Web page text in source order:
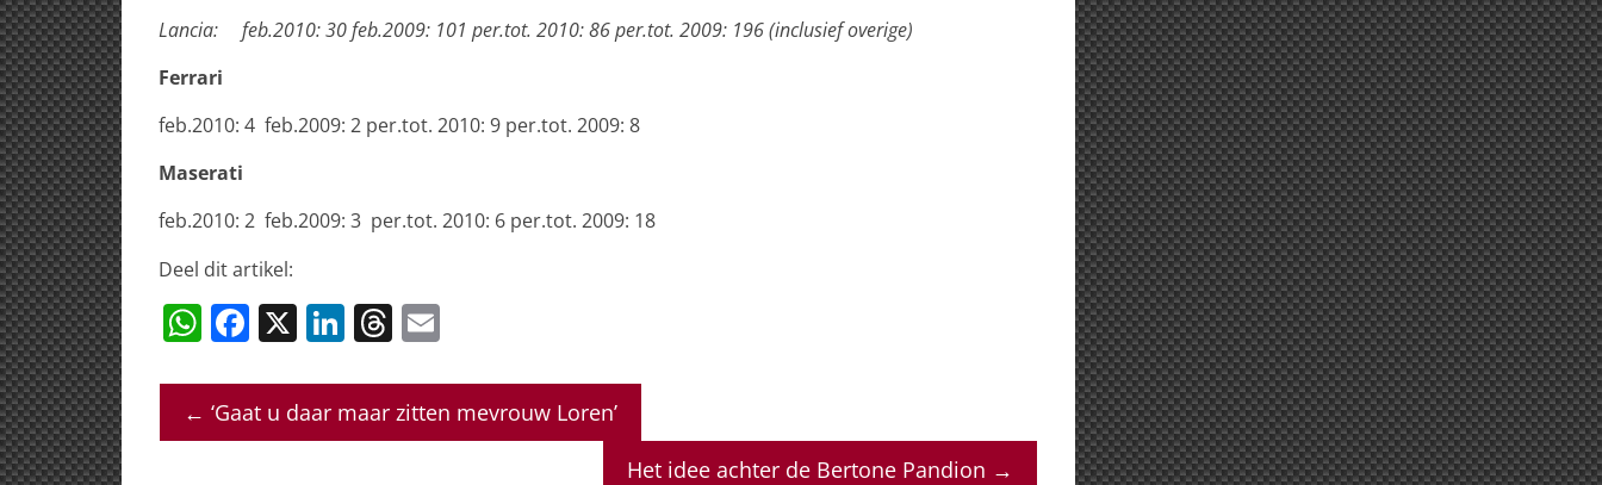
Lancia: feb.2010: 30 feb.2009: 101 per.tot. 2010: 86 per.tot. 2009: 196 (inclusief overige)
Ferrari
feb.2010: 4 feb.2009: 2 per.tot. 2010: 9 per.tot. 2009: 8
Maserati
feb.2010: 2 feb.2009: 3 per.tot. 2010: 6 per.tot. 2009: 18
Deel dit artikel:
W
at
s
F
c
e
X Li
k
e
T
re
a
ai
l
← ‘Gaat u daar maar zitten mevrouw Loren’
Het idee achter de Bertone Pandion →